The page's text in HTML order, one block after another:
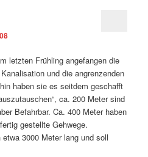
letzten Frühling angefangen die
und die angrenzenden
haben sie es seitdem geschafft
ca. 200 Meter sind
Befahrbar. Ca. 400 Meter haben
gestellte Gehwege.
3000 Meter lang und soll